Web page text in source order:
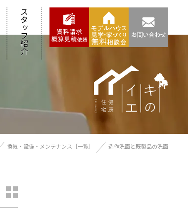
スタッフ紹介
換気・設備・メンテナンス［一覧］ 造作洗面と既製品の洗面